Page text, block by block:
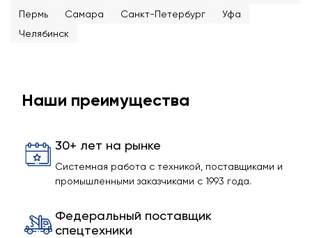
Пермь Самара Санкт-Петербург
Уфа
Челябинск
Наши преимущества
30+ лет на рынке
Системная работа с техникой, поставщиками и
промышленными заказчиками с 1993 года.
Федеральный поставщик
спецтехники